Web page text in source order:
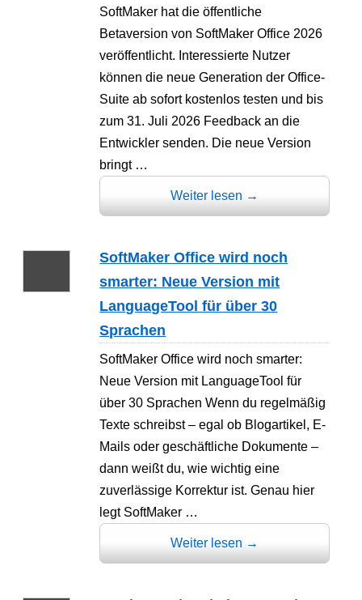
SoftMaker hat die öffentliche
Betaversion von SoftMaker Office 2026
veröffentlicht. Interessierte Nutzer
können die neue Generation der Office-
Suite ab sofort kostenlos testen und bis
zum 31. Juli 2026 Feedback an die
Entwickler senden. Die neue Version
bringt …
Weiter lesen →
SoftMaker Office wird noch
smarter: Neue Version mit
LanguageTool für über 30
Sprachen
SoftMaker Office wird noch smarter:
Neue Version mit LanguageTool für
über 30 Sprachen Wenn du regelmäßig
Texte schreibst – egal ob Blogartikel, E-
Mails oder geschäftliche Dokumente –
dann weißt du, wie wichtig eine
zuverlässige Korrektur ist. Genau hier
legt SoftMaker …
Weiter lesen →